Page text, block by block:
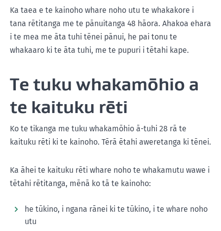
Ka taea e te kainoho whare noho utu te whakakore i
tana rētitanga me te pānuitanga 48 hāora. Ahakoa ehara
i te mea me āta tuhi tēnei pānui, he pai tonu te
whakaaro ki te āta tuhi, me te pupuri i tētahi kape.
Te tuku whakamōhio a
te kaituku rēti
Ko te tikanga me tuku whakamōhio ā-tuhi 28 rā te
kaituku rēti ki te kainoho. Tērā ētahi aweretanga ki tēnei.
Ka āhei te kaituku rēti whare noho te whakamutu wawe i
tētahi rētitanga, mēnā ko tā te kainoho:
he tūkino, i ngana rānei ki te tūkino, i te whare noho
utu